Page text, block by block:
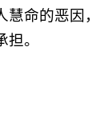
命的恶因，
。